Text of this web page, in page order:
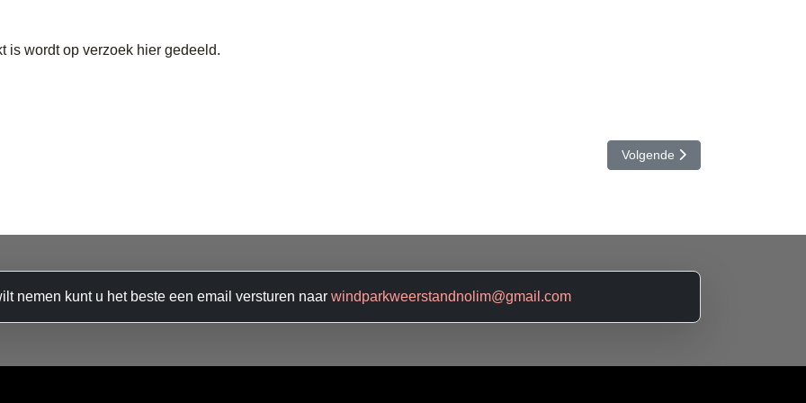
is wordt op verzoek hier gedeeld.
Volgende artikel: We
Volgende
nemen kunt u het beste een email versturen naar windparkweerstandnolim@gmail.com